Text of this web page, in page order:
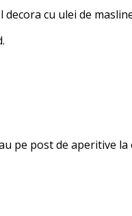
cu ulei de
pe post de aperitive la